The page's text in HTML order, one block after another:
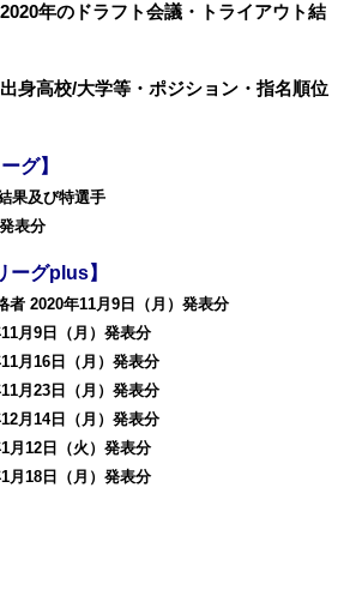
年のドラフト会議・トライアウト結
身高校/大学等・ポジション・指名順位
グ】
果及び特選手
表分
ーグplus】
2020年11月9日（月）発表分
月9日（月）発表分
月16日（月）発表分
月23日（月）発表分
月14日（月）発表分
月12日（火）発表分
月18日（月）発表分